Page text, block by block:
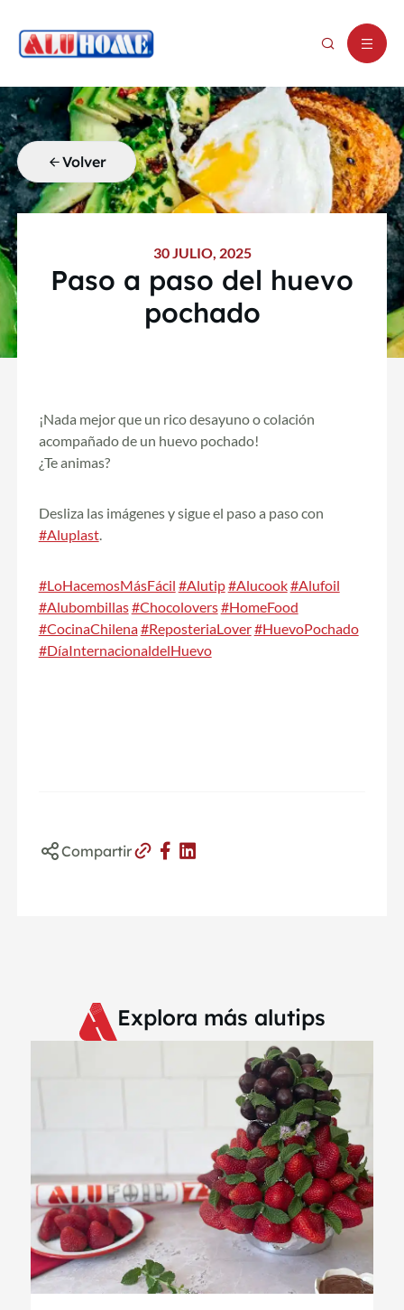
Volver
30 JULIO, 2025
Paso a paso del huevo
pochado
¡Nada mejor que un rico desayuno o colación
acompañado de un huevo pochado!
¿Te animas?
Desliza las imágenes y sigue el paso a paso con
#Aluplast.
#LoHacemosMásFácil #Alutip#Alucook#Alufoil
#Alubombillas#Chocolovers#HomeFood
#CocinaChilena#ReposteriaLover#HuevoPochado
#DíaInternacionaldelHuevo
Compartir
Explora más alutips